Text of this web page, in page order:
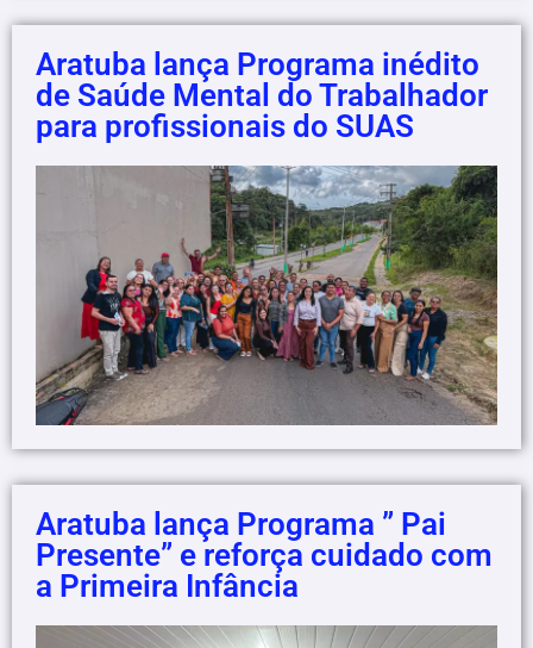
Aratuba lança Programa inédito
de Saúde Mental do Trabalhador
para profissionais do SUAS
Aratuba lança Programa ” Pai
Presente” e reforça cuidado com
a Primeira Infância